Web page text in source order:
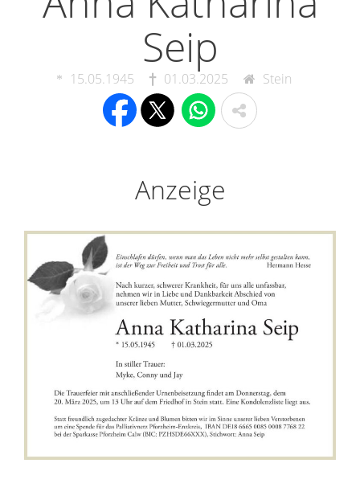
Seip
15.05.1945 01.03.2025 Stein
Anzeige